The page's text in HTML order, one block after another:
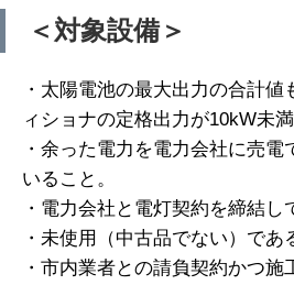
＜対象設備＞
・太陽電池の最大出力の合計
ィショナの定格出力が10kW未満
・余った電力を電力会社に売電
いること。
・電力会社と電灯契約を締結し
・未使用（中古品でない）であ
・市内業者との請負契約かつ